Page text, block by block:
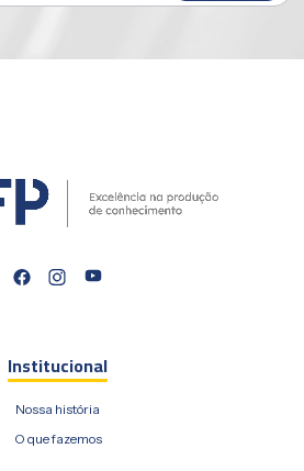
Institucional
Nossa história
O que fazemos